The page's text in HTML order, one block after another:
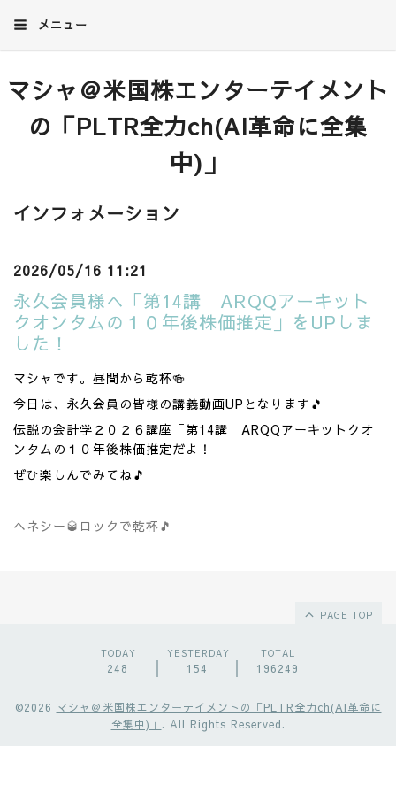
メニュー
マシャ＠米国株エンターテイメント
の「PLTR全力ch(AI革命に全集
中)」
インフォメーション
2026/05/16 11:21
永久会員様へ「第14講 ARQQアーキット
クオンタムの１０年後株価推定」をUPしま
した！
マシャです。昼間から乾杯🍻
今日は、永久会員の皆様の講義動画UPとなります🎵
伝説の会計学２０２６講座「第14講 ARQQアーキットクオ
ンタムの１０年後株価推定だよ！
ぜひ楽しんでみてね🎵
ヘネシー🥃ロックで乾杯🎵
PAGE TOP
TODAY
248
YESTERDAY
154
TOTAL
196249
©2026 マシャ＠米国株エンターテイメントの「PLTR全力ch(AI革命に
全集中)」 . All Rights Reserved.